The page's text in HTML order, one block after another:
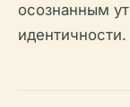
осознанным
идентичности.